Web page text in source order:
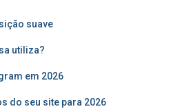
suave
utiliza?
em 2026
do seu site para 2026